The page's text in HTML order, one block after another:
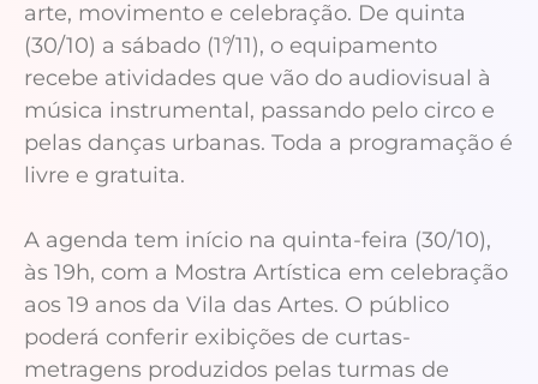
arte, movimento e celebração. De quinta
(30/10) a sábado (1º/11), o equipamento
recebe atividades que vão do audiovisual à
música instrumental, passando pelo circo e
pelas danças urbanas. Toda a programação é
livre e gratuita.
A agenda tem início na quinta-feira (30/10),
às 19h, com a Mostra Artística em celebração
aos 19 anos da Vila das Artes. O público
poderá conferir exibições de curtas-
metragens produzidos pelas turmas de